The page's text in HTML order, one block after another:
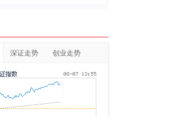
深证走势 创业走势